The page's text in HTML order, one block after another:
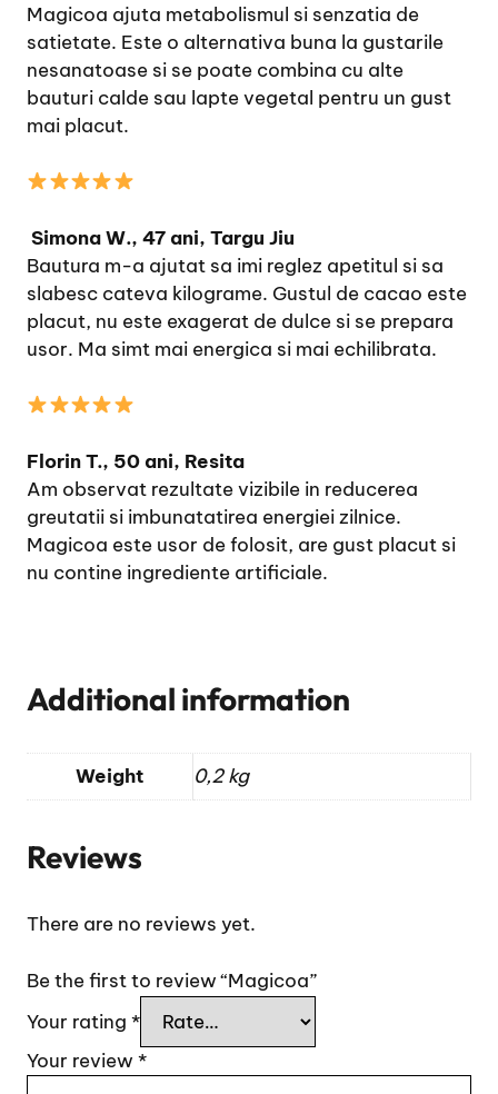
Magicoa ajuta metabolismul si senzatia de
satietate. Este o alternativa buna la gustarile
nesanatoase si se poate combina cu alte
bauturi calde sau lapte vegetal pentru un gust
mai placut.
Simona W., 47 ani, Targu Jiu
Bautura m-a ajutat sa imi reglez apetitul si sa
slabesc cateva kilograme. Gustul de cacao este
placut, nu este exagerat de dulce si se prepara
usor. Ma simt mai energica si mai echilibrata.
Florin T., 50 ani, Resita
Am observat rezultate vizibile in reducerea
greutatii si imbunatatirea energiei zilnice.
Magicoa este usor de folosit, are gust placut si
nu contine ingrediente artificiale.
Additional information
Weight 0,2 kg
Reviews
There are no reviews yet.
Be the first to review “Magicoa”
Your rating *
Your review *